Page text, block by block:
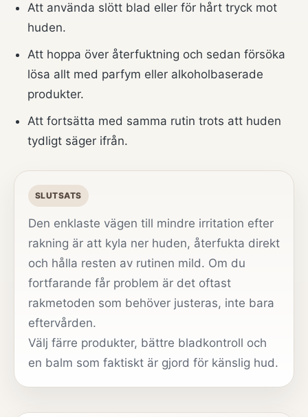
Att använda slött blad eller för hårt tryck mot
huden.
Att hoppa över återfuktning och sedan försöka
lösa allt med parfym eller alkoholbaserade
produkter.
Att fortsätta med samma rutin trots att huden
tydligt säger ifrån.
SLUTSATS
Den enklaste vägen till mindre irritation efter
rakning är att kyla ner huden, återfukta direkt
och hålla resten av rutinen mild. Om du
fortfarande får problem är det oftast
rakmetoden som behöver justeras, inte bara
eftervården.
Välj färre produkter, bättre bladkontroll och
en balm som faktiskt är gjord för känslig hud.